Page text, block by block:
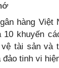
hàng Việt
10 khuyến
vệ tài sản và
tinh vi